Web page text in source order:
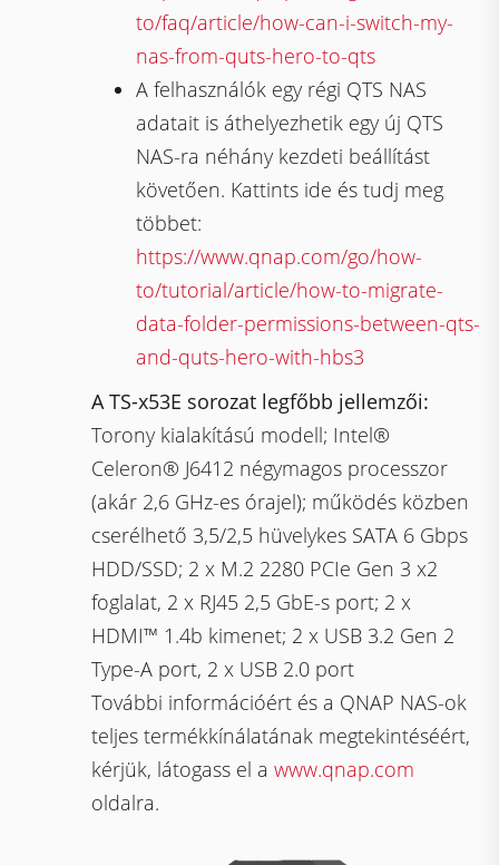
to/faq/article/how-can-i-switch-my-
nas-from-quts-hero-to-qts
A felhasználók egy régi QTS NAS
adatait is áthelyezhetik egy új QTS
NAS-ra néhány kezdeti beállítást
követően. Kattints ide és tudj meg
többet:
https://www.qnap.com/go/how-
to/tutorial/article/how-to-migrate-
data-folder-permissions-between-qts-
and-quts-hero-with-hbs3
A TS-x53E sorozat legfőbb jellemzői:
Torony kialakítású modell; Intel®
Celeron® J6412 négymagos processzor
(akár 2,6 GHz-es órajel); működés közben
cserélhető 3,5/2,5 hüvelykes SATA 6 Gbps
HDD/SSD; 2 x M.2 2280 PCIe Gen 3 x2
foglalat, 2 x RJ45 2,5 GbE-s port; 2 x
HDMI™ 1.4b kimenet; 2 x USB 3.2 Gen 2
Type-A port, 2 x USB 2.0 port
További információért és a QNAP NAS-ok
teljes termékkínálatának megtekintéséért,
kérjük, látogass el awww.qnap.com
oldalra.